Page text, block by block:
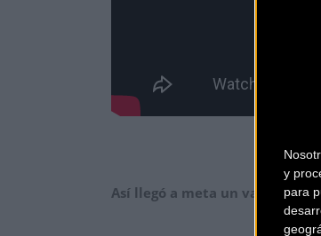
y
para
Así llegó a meta un valiente